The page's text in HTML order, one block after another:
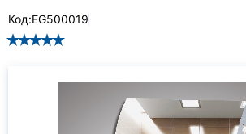
Код:EG500019